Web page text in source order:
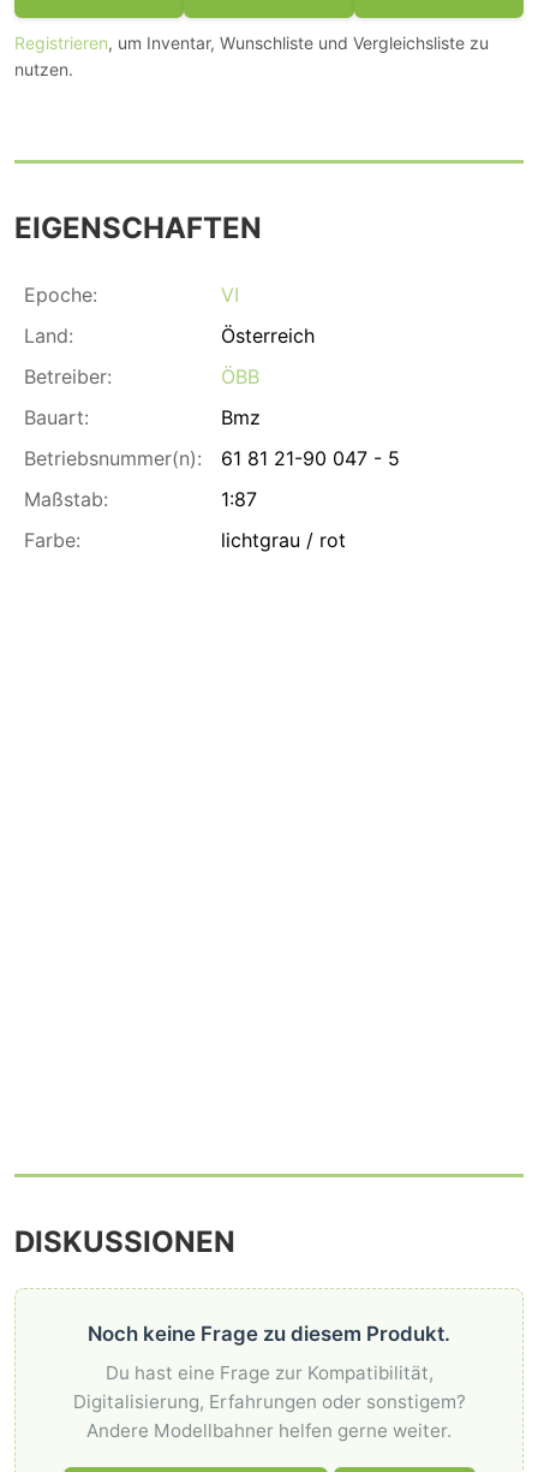
Registrieren, um Inventar, Wunschliste und Vergleichsliste zu
nutzen.
EIGENSCHAFTEN
Epoche:
VI
Land:
Österreich
Betreiber:
ÖBB
Bauart:
Bmz
Betriebsnummer(n):
61 81 21-90 047 - 5
Maßstab:
1:87
Farbe:
lichtgrau / rot
DISKUSSIONEN
Noch keine Frage zu diesem Produkt.
Du hast eine Frage zur Kompatibilität,
Digitalisierung, Erfahrungen oder sonstigem?
Andere Modellbahner helfen gerne weiter.